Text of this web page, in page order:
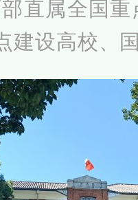
直属全国重
建设高校、
、工业和信
工业局共建
划”、卓越法
养计划项目